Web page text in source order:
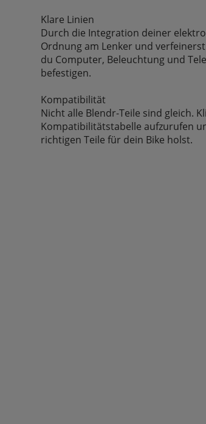
Klare Linien
Durch die Integration deiner
Ordnung am Lenker und
du Computer, Beleuchtung und
befestigen.
Kompatibilität
Nicht alle Blendr-Teile sind gleich.
Kompatibilitätstabelle aufzurufen
richtigen Teile für dein Bike holst.